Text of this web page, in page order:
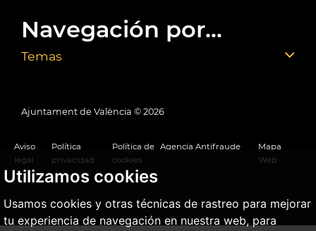
Utilizamos cookies
Usamos cookies y otras técnicas de rastreo para mejorar
tu experiencia de navegación en nuestra web, para
Navegación por...
Temas
Ajuntament de València © 2026
Aviso
legal
Política
privacidad
Política de
cookies
Agencia Antifraude
Mapa
Web